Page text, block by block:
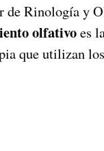
de Rinología y
olfativoes
que utilizan